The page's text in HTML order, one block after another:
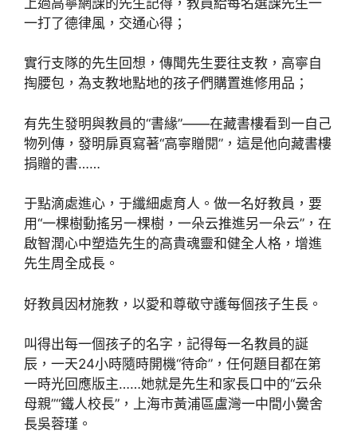
一打了德律風，交通心得；
實行支隊的先生回想，傳聞先生要往支教，高寧自
掏腰包，為支教地點地的孩子們購置進修用品；
有先生發明與教員的“書緣”——在藏書樓看到一自己
物列傳，發明扉頁寫著“高寧贈閱”，這是他向藏書樓
捐贈的書……
于點滴處進心，于纖細處育人。做一名好教員，要
用“一棵樹動搖另一棵樹，一朵云推進另一朵云”，在
啟智潤心中塑造先生的高貴魂靈和健全人格，增進
先生周全成長。
好教員因材施教，以愛和尊敬守護每個孩子生長。
叫得出每一個孩子的名字，記得每一名教員的誕
辰，一天24小時隨時開機“待命”，任何題目都在第
一時光回應版主……她就是先生和家長口中的“云朵
母親”“鐵人校長”，上海市黃浦區盧灣一中間小黌舍
長吳蓉瑾。